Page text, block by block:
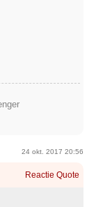
24 okt. 2017 20:56
Reactie Quote